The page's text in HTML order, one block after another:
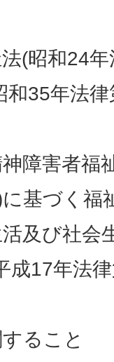
(昭和24
和35年法
障害者福
基づく福
及び社会
成17年法
ること